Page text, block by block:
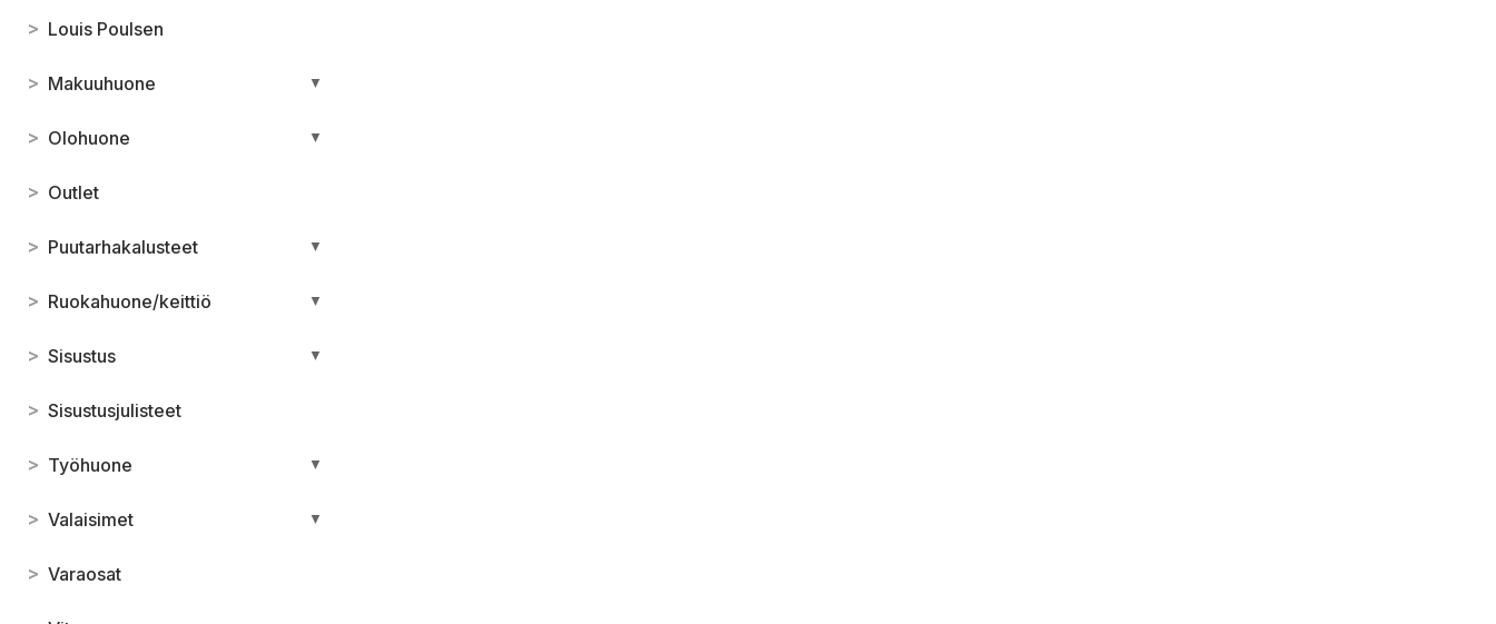
> Louis Poulsen
> Makuuhuone ▼
> Olohuone ▼
> Outlet
> Puutarhakalusteet ▼
> Ruokahuone/keittiö ▼
> Sisustus ▼
> Sisustusjulisteet
> Työhuone ▼
> Valaisimet ▼
> Varaosat